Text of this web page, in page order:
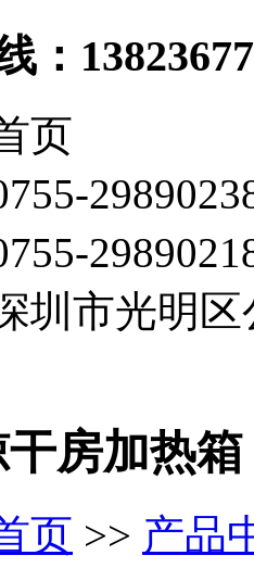
：
页
圳市光明
房加热箱
页 >> 产品